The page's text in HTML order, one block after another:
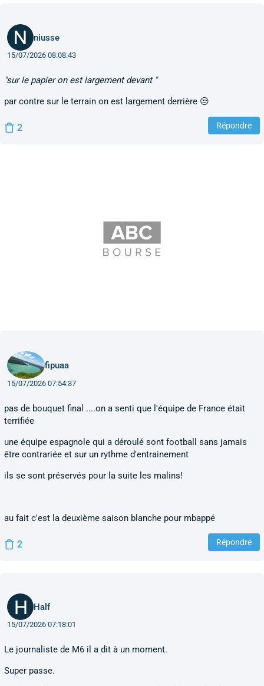
niusse
15/07/2026 08:08:43
"sur le papier on est largement devant "
par contre sur le terrain on est largement derrière 😒
2 Répondre
fipuaa
15/07/2026 07:54:37
pas de bouquet final ....on a senti que l'équipe de France était
terrifiée
une équipe espagnole qui a déroulé sont football sans jamais
être contrariée et sur un rythme d'entrainement
ils se sont préservés pour la suite les malins!
au fait c'est la deuxième saison blanche pour mbappé
2 Répondre
Half
15/07/2026 07:18:01
Le journaliste de M6 il a dit à un moment.
Super passe.